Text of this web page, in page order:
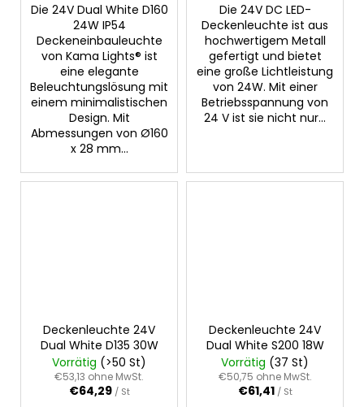
Die 24V Dual White D160
24W IP54
Deckeneinbauleuchte
von Kama Lights® ist
eine elegante
Beleuchtungslösung mit
einem minimalistischen
Design. Mit
Abmessungen von Ø160
x 28 mm...
Die 24V DC LED-
Deckenleuchte ist aus
hochwertigem Metall
gefertigt und bietet
eine große Lichtleistung
von 24W. Mit einer
Betriebsspannung von
24 V ist sie nicht nur...
Deckenleuchte 24V
Dual White D135 30W
Vorrätig (>50 St)
€53,13 ohne MwSt.
€64,29 / St
Deckenleuchte 24V
Dual White S200 18W
Vorrätig (37 St)
€50,75 ohne MwSt.
€61,41 / St